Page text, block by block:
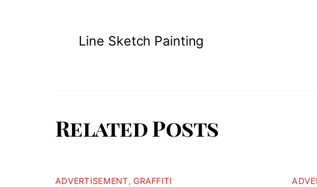
Line Sketch Painting
Related Posts
ADVERTISEMENT,GRAFFITI